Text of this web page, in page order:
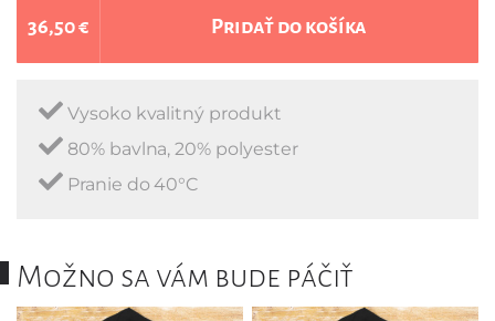
36,50 € Pridať do košíka
Vysoko kvalitný produkt
80% bavlna, 20% polyester
Pranie do 40°C
Možno sa vám bude páčiť